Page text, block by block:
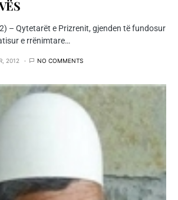
– Qytetarët e Prizrenit, gjenden të fundosur
e rrënimtare…
2012 NO COMMENTS